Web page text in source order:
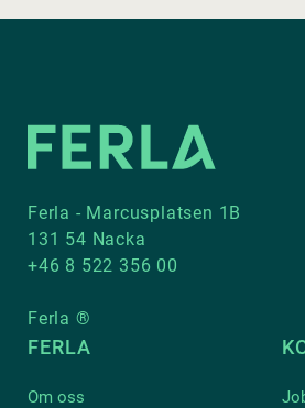
Ferla - Marcusplatsen 1B
131 54 Nacka
+46 8 522 356 00
Ferla ®
FERLA
Om oss